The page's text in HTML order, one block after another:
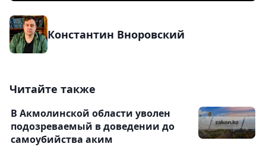
Константин Вноровский
Читайте также
В Акмолинской области уволен
подозреваемый в доведении до
самоубийства аким